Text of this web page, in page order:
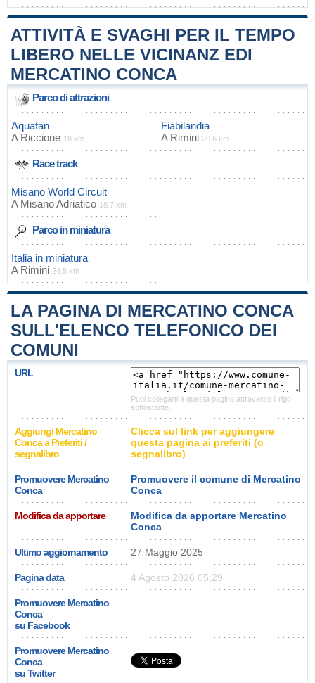
ATTIVITÀ E SVAGHI PER IL TEMPO
LIBERO NELLE VICINANZ EDI
MERCATINO CONCA
Parco di attrazioni
Aquafan
A Riccione 18 km
Fiabilandia
A Rimini 20.6 km
Race track
Misano World Circuit
A Misano Adriatico 18.7 km
Parco in miniatura
Italia in miniatura
A Rimini 24.5 km
LA PAGINA DI MERCATINO CONCA
SULL'ELENCO TELEFONICO DEI
COMUNI
URL
Puoi collegarti a questa pagina attraverso il rigo
sottostante.
Aggiungi Mercatino
Conca a Preferiti /
segnalibro
Clicca sul link per aggiungere
questa pagina ai preferiti (o
segnalibro)
Promuovere Mercatino
Conca
Promuovere il comune di Mercatino
Conca
Modifica da apportare
Modifica da apportare Mercatino
Conca
Ultimo aggiornamento 27 Maggio 2025
Pagina data 4 Agosto 2026 05:29
Promuovere Mercatino
Conca
su Facebook
Promuovere Mercatino
Conca
su Twitter